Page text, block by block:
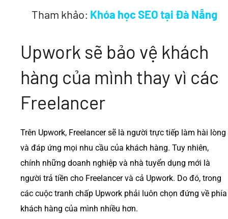
Tham khảo: Khóa học SEO tại Đà Nẵng
Upwork sẽ bảo vệ khách
hàng của mình thay vì các
Freelancer
Trên Upwork, Freelancer sẽ là người trực tiếp làm hài lòng
và đáp ứng mọi nhu cầu của khách hàng. Tuy nhiên,
chính những doanh nghiệp và nhà tuyển dụng mới là
người trả tiền cho Freelancer và cả Upwork. Do đó, trong
các cuộc tranh chấp Upwork phải luôn chọn đứng về phía
khách hàng của mình nhiều hơn.